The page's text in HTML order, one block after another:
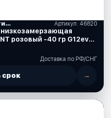
Трансмиссионные масла, гидравлические, смазки, спреи, краски, аксессуары Артикул: 46820
розовый -40 гр G12evo
Доставка по РФ/СНГ
срок →